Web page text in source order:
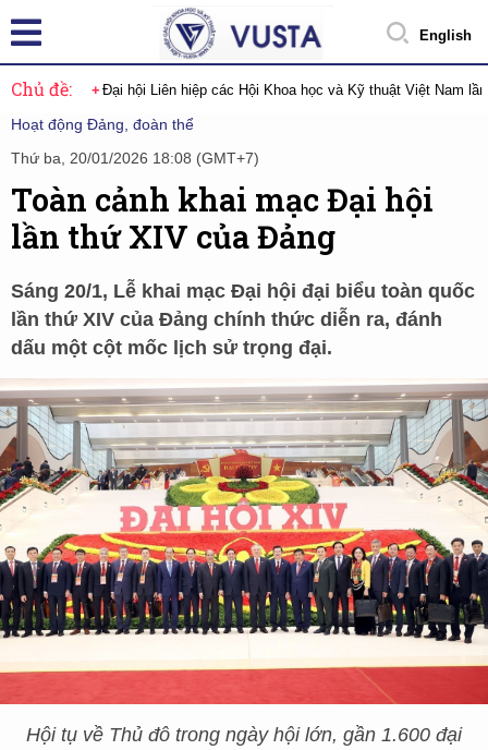
English
Chủ đề: Đại hội Liên hiệp các Hội Khoa học và Kỹ thuật Việt Nam
Hoạt động Đảng, đoàn thể
Thứ ba, 20/01/2026 18:08 (GMT+7)
Toàn cảnh khai mạc Đại hội
lần thứ XIV của Đảng
Sáng 20/1, Lễ khai mạc Đại hội đại biểu toàn quốc
lần thứ XIV của Đảng chính thức diễn ra, đánh
dấu một cột mốc lịch sử trọng đại.
Hội tụ về Thủ đô trong ngày hội lớn, gần 1.600 đại